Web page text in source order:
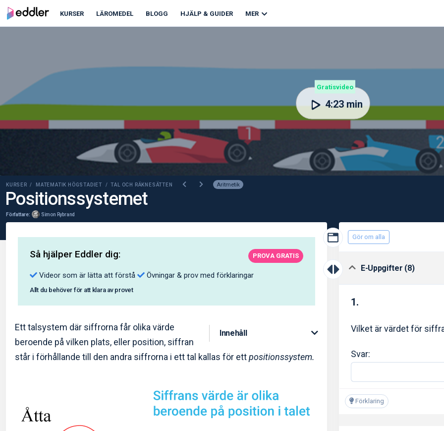
KURSER LÄROMEDEL BLOGG HJÄLP & GUIDER MER
00:00 00:00
KURSER / MATEMATIK HÖGSTADIET / TAL OCH RÄKNESÄTTEN Aritmetik
Positionssystemet
Författare: Simon Rybrand
Gratisvideo
4:23 min
PROVA GRATIS
Så hjälper Eddler dig:
Videor som är lätta att förstå Övningar & prov med förklaringar
Allt du behöver för att klara av provet
Innehåll
Ett talsystem där siffrorna får olika värde
beroende på vilken plats, eller position, siffran
står i förhållande till den andra siffrorna i ett tal kallas för ettpositionssystem.
Gör om alla
E-Uppgifter (8)
1.
Vilket är värdet för
Svar:
Förklaring